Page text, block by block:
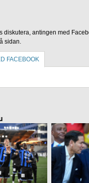
diskutera, antingen med
sidan.
FACEBOOK